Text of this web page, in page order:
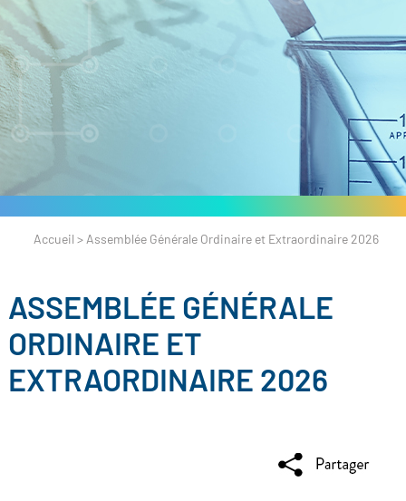
Accueil > Assemblée Générale Ordinaire et Extraordinaire 2026
ASSEMBLÉE GÉNÉRALE
ORDINAIRE ET
EXTRAORDINAIRE 2026